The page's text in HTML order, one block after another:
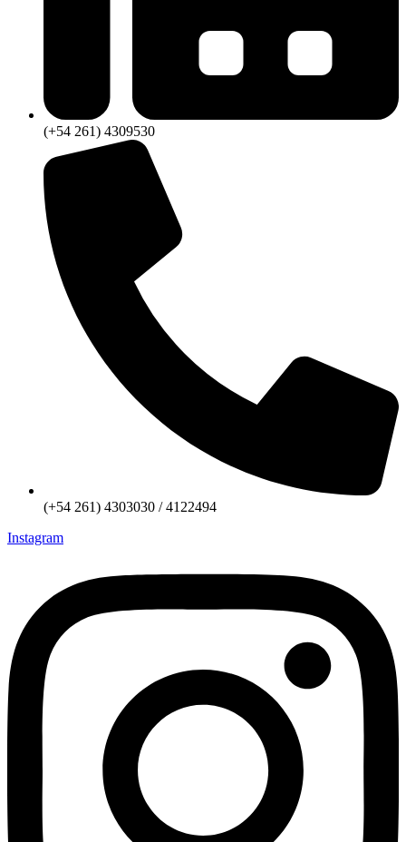
(+54 261) 4309530
(+54 261) 4303030 / 4122494
Instagram